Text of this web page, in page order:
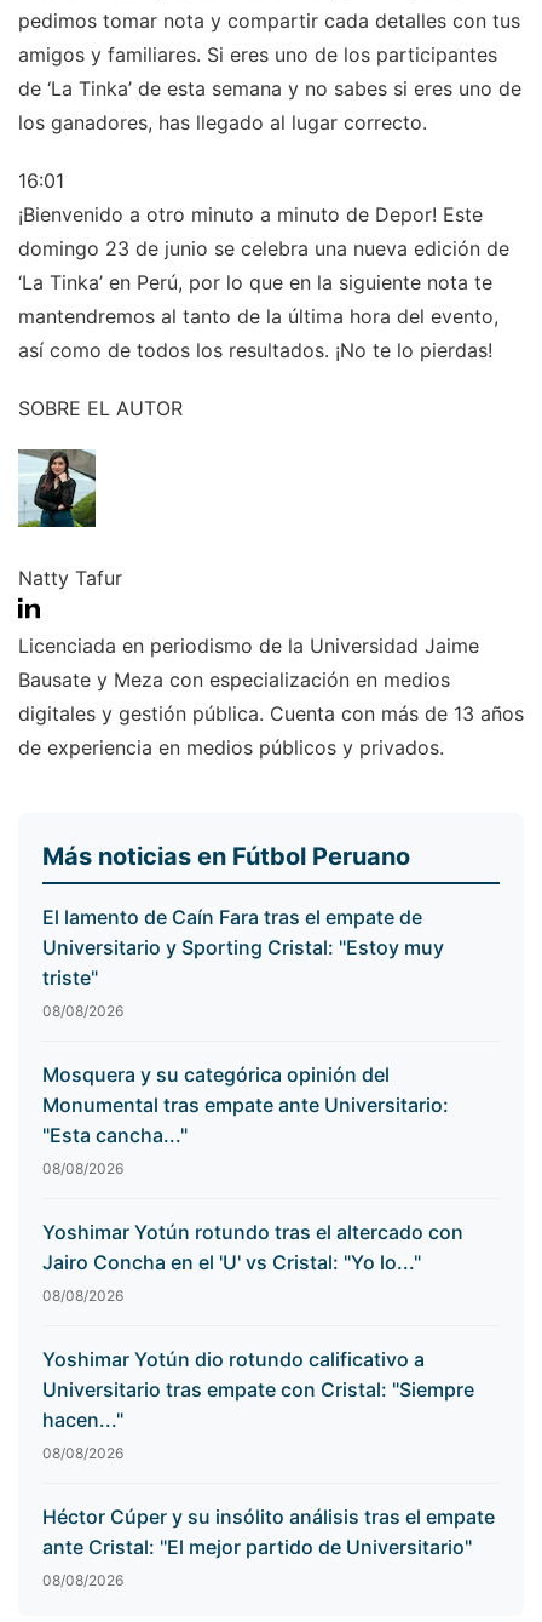
pedimos tomar nota y compartir cada detalles con tus
amigos y familiares. Si eres uno de los participantes
de ‘La Tinka’ de esta semana y no sabes si eres uno de
los ganadores, has llegado al lugar correcto.
16:01
¡Bienvenido a otro minuto a minuto de Depor! Este
domingo 23 de junio se celebra una nueva edición de
‘La Tinka’ en Perú, por lo que en la siguiente nota te
mantendremos al tanto de la última hora del evento,
así como de todos los resultados. ¡No te lo pierdas!
SOBRE EL AUTOR
Natty Tafur
Licenciada en periodismo de la Universidad Jaime
Bausate y Meza con especialización en medios
digitales y gestión pública. Cuenta con más de 13 años
de experiencia en medios públicos y privados.
Más noticias en Fútbol Peruano
El lamento de Caín Fara tras el empate de
Universitario y Sporting Cristal: "Estoy muy
triste"
08/08/2026
Mosquera y su categórica opinión del
Monumental tras empate ante Universitario:
"Esta cancha..."
08/08/2026
Yoshimar Yotún rotundo tras el altercado con
Jairo Concha en el 'U' vs Cristal: "Yo lo..."
08/08/2026
Yoshimar Yotún dio rotundo calificativo a
Universitario tras empate con Cristal: "Siempre
hacen..."
08/08/2026
Héctor Cúper y su insólito análisis tras el empate
ante Cristal: "El mejor partido de Universitario"
08/08/2026